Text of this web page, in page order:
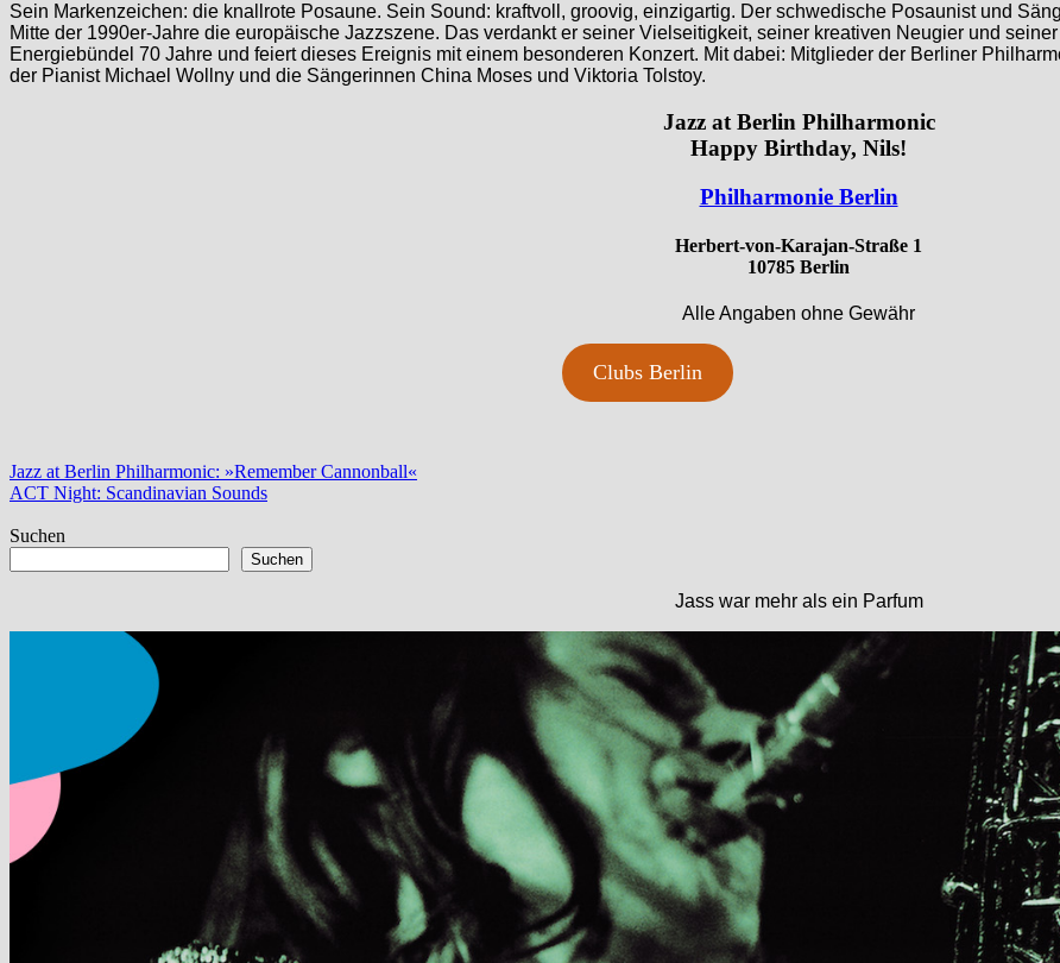
Sein Markenzeichen: die knallrote Posaune. Sein Sound: kraftvoll, groovig, einzigartig. Der schwedische Posaunist und
Mitte der 1990er-Jahre die europäische Jazzszene. Das verdankt er seiner Vielseitigkeit, seiner kreativen Neugier und
Energiebündel 70 Jahre und feiert dieses Ereignis mit einem besonderen Konzert. Mit dabei: Mitglieder der Berliner
der Pianist Michael Wollny und die Sängerinnen China Moses und Viktoria Tolstoy.
Jazz at Berlin Philharmonic
Happy Birthday, Nils!
Philharmonie Berlin
Herbert-von-Karajan-Straße 1
10785 Berlin
Alle Angaben ohne Gewähr
Clubs Berlin
Beitragsnavigation
Vorheriger
Beitrag:
Jazz at Berlin Philharmonic: »Remember Cannonball«
Nächster
ACT Night: Scandinavian Sounds
Suchen
Suchen
Jass war mehr als ein Parfum